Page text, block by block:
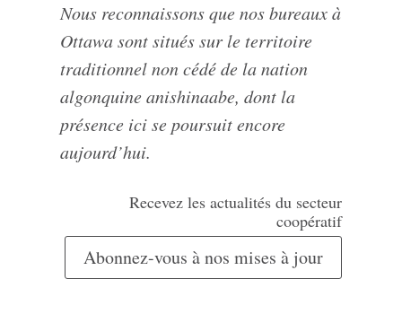
Nous reconnaissons que nos bureaux à
Ottawa sont situés sur le territoire
traditionnel non cédé de la nation
algonquine anishinaabe, dont la
présence ici se poursuit encore
aujourd’hui.
Recevez les actualités du secteur
coopératif
Abonnez-vous à nos mises à jour